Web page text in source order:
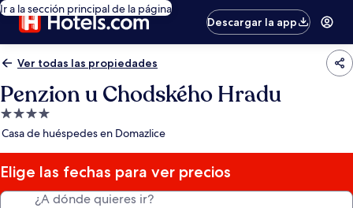
Ir a la sección principal de la página
Descargar la app
Ver todas las propiedades
Penzion u Chodského Hradu
Propiedad
de
estrellas
Casa de huéspedes en Domazlice
Elige las fechas para ver precios
¿A dónde quieres ir?